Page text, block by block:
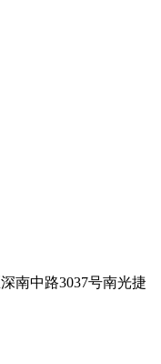
南中路3037号南光捷